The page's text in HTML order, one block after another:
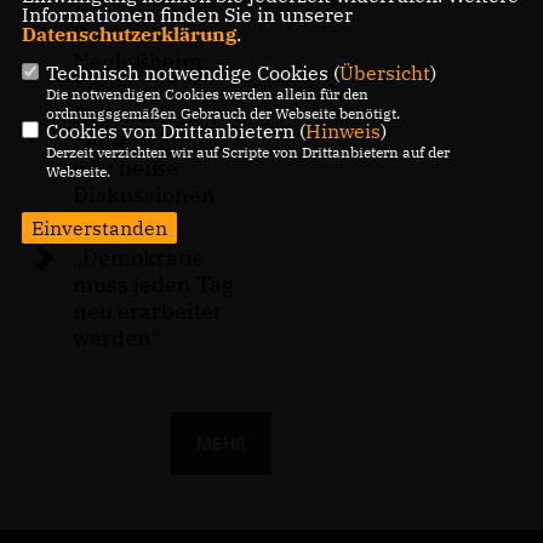
Bratort in
Neulußheim:
Trotz
Regenschauer
heiße Würste
und heiße
Informationen finden Sie in unserer
Datenschutzerklärung.
Technisch notwendige Cookies (Übersicht)
Die notwendigen Cookies werden allein für den
ordnungsgemäßen Gebrauch der Webseite benötigt.
Cookies von Drittanbietern (Hinweis)
Derzeit verzichten wir auf Scripte von Drittanbietern auf der
Webseite.
Einverstanden